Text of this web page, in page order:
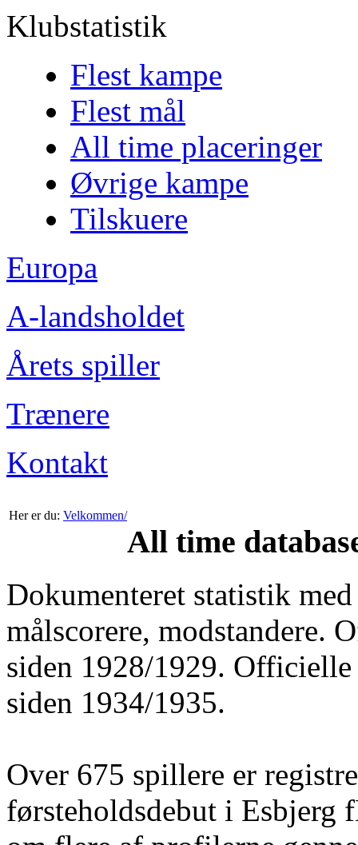
Klubstatistik
Flest kampe
Flest mål
All time placeringer
Øvrige kampe
Tilskuere
Europa
A-landsholdet
Årets spiller
Trænere
Kontakt
Her er du: Velkommen/
All time
Dokumenteret statistik
målscorere, modstandere.
siden 1928/1929.
siden 1934/1935.
Over 675 spillere er
førsteholdsdebut i Esbjerg